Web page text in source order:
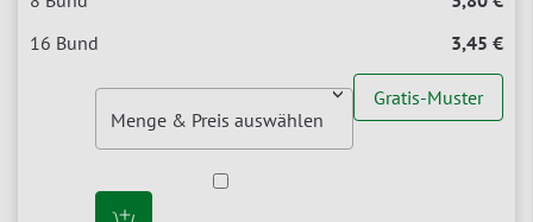
3,45 €
Gratis-Muster